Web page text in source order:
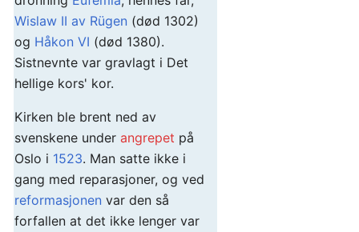
Wislaw II av Rügen (død 1302)
og Håkon VI (død 1380).
Sistnevnte var gravlagt i Det
hellige kors' kor.
Kirken ble brent ned av
svenskene under angrepet på
Oslo i 1523. Man satte ikke i
gang med reparasjoner, og ved
reformasjonen var den så
forfallen at det ikke lenger var